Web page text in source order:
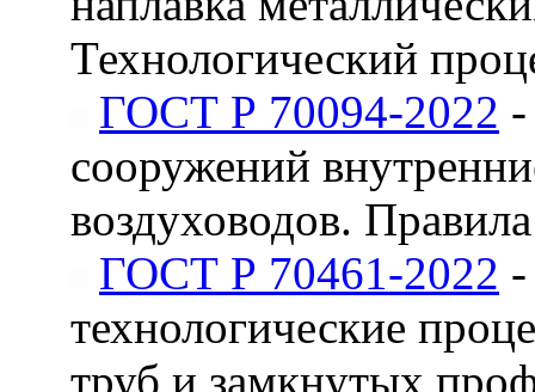
Технологический
ГОСТ Р 70094-2022
сооружений
воздуховодов.
ГОСТ Р 70461-2022
технологические
труб и замкнутых